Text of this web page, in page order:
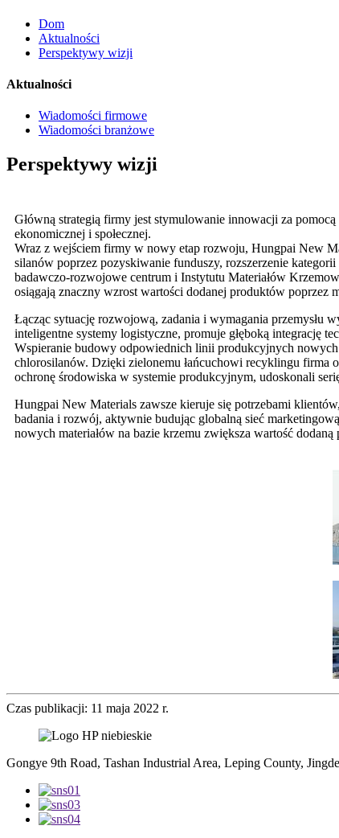
Dom
Aktualności
Perspektywy wizji
Aktualności
Wiadomości firmowe
Wiadomości branżowe
Perspektywy wizji
Główną strategią firmy jest stymulowanie innowacji za
ekonomicznej i społecznej.
Wraz z wejściem firmy w nowy etap rozwoju, Hungpai New
silanów poprzez pozyskiwanie funduszy, rozszerzenie
badawczo-rozwojowe centrum i Instytutu Materiałów
osiągają znaczny wzrost wartości dodanej produktów
Łącząc sytuację rozwojową, zadania i wymagania przemysłu
inteligentne systemy logistyczne, promuje głęboką integrację
Wspieranie budowy odpowiednich linii produkcyjnych
chlorosilanów. Dzięki zielonemu łańcuchowi recyklingu firma
ochronę środowiska w systemie produkcyjnym, udoskonali
Hungpai New Materials zawsze kieruje się potrzebami
badania i rozwój, aktywnie budując globalną sieć
nowych materiałów na bazie krzemu zwiększa wartość
Czas publikacji: 11 maja 2022 r.
Gongye 9th Road, Tashan Industrial Area, Leping County,